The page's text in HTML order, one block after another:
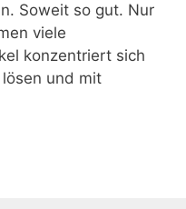
Soweit so gut. Nur
viele
konzentriert sich
und mit